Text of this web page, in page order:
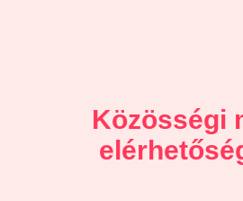
Közösségi